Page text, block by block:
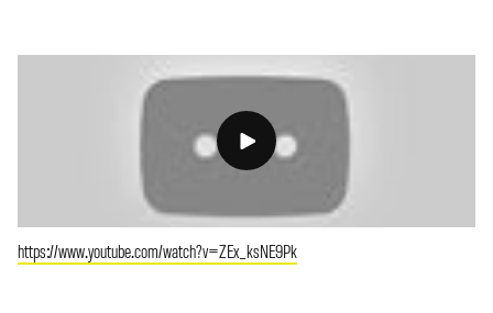
https://www.youtube.com/watch?v=ZEx_ksNE9Pk